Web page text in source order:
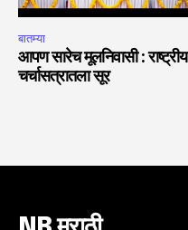
बातम्या
आपण सारेच मूलनिवासी : राष्ट्रीय
चर्चासत्रातला सूर